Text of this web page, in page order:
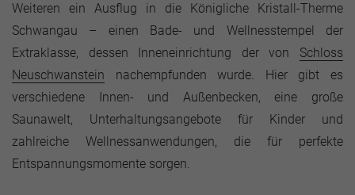
Weiteren ein Ausflug in die Königliche Kristall-Therme
Schwangau – einen Bade- und Wellnesstempel der
Extraklasse, dessen Inneneinrichtung der von Schloss
Neuschwanstein nachempfunden wurde. Hier gibt es
verschiedene Innen- und Außenbecken, eine große
Saunawelt, Unterhaltungsangebote für Kinder und
zahlreiche Wellnessanwendungen, die für perfekte
Entspannungsmomente sorgen.